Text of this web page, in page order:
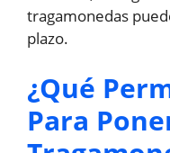
tragamonedas
plazo.
¿Qué
Para